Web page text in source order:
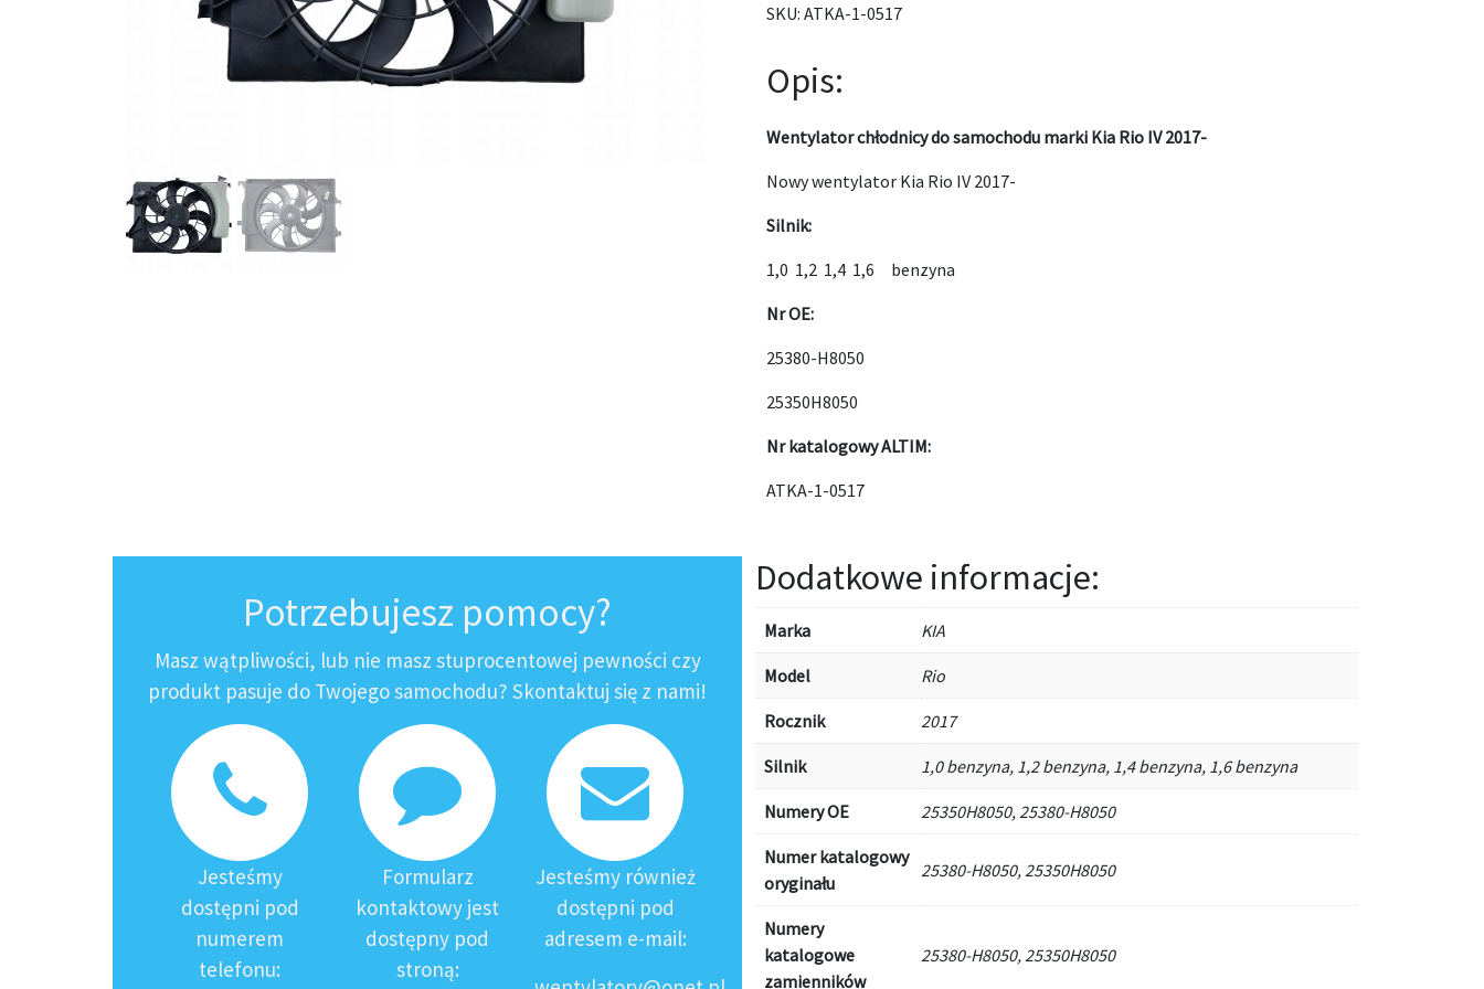
SKU:ATKA-1-0517
Opis:
Wentylator chłodnicy do samochodu marki Kia Rio IV 2017-
Nowy wentylator Kia Rio IV 2017-
Silnik:
1,0 1,2 1,4 1,6 benzyna
Nr OE:
25380-H8050
25350H8050
Nr katalogowy ALTIM:
ATKA-1-0517
Potrzebujesz pomocy?
Masz wątpliwości, lub nie masz stuprocentowej pewności czy
produkt pasuje do Twojego samochodu? Skontaktuj się z nami!
Jesteśmy
dostępni pod
numerem
telefonu:
Formularz
kontaktowy jest
dostępny pod
stroną:
Jesteśmy również
dostępni pod
adresem e-mail:
Dodatkowe informacje:
Marka KIA
Model Rio
Rocznik 2017
Silnik 1,0 benzyna, 1,2 benzyna, 1,4 benzyna, 1,6 benzyna
Numery OE 25350H8050, 25380-H8050
Numer katalogowy
oryginału
25380-H8050, 25350H8050
Numery
katalogowe
zamienników
25380-H8050, 25350H8050